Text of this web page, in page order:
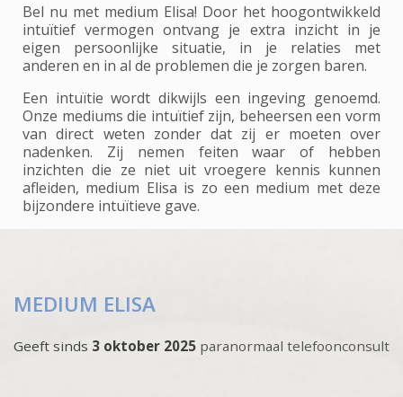
Bel nu met medium Elisa! Door het hoogontwikkeld
intuïtief vermogen ontvang je extra inzicht in je
eigen persoonlijke situatie, in je relaties met
anderen en in al de problemen die je zorgen baren.
Een intuïtie wordt dikwijls een ingeving genoemd.
Onze mediums die intuïtief zijn, beheersen een vorm
van direct weten zonder dat zij er moeten over
nadenken. Zij nemen feiten waar of hebben
inzichten die ze niet uit vroegere kennis kunnen
afleiden, medium Elisa is zo een medium met deze
bijzondere intuïtieve gave.
MEDIUM ELISA
Geeft sinds 3 oktober 2025 paranormaal telefoonconsult